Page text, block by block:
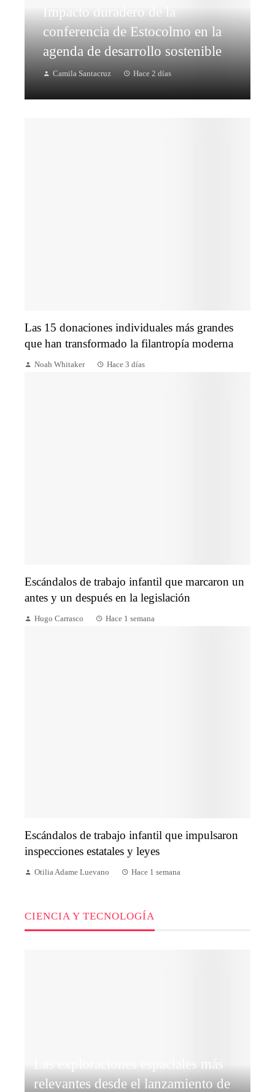
Impacto duradero de la
conferencia de Estocolmo en la
agenda de desarrollo sostenible
Camila Santacruz Hace 2 días
Las 15 donaciones individuales más grandes
que han transformado la filantropía moderna
Noah Whitaker Hace 3 días
Escándalos de trabajo infantil que marcaron un
antes y un después en la legislación
Hugo Carrasco Hace 1 semana
Escándalos de trabajo infantil que impulsaron
inspecciones estatales y leyes
Otilia Adame Luevano Hace 1 semana
CIENCIA Y TECNOLOGÍA
Las exploraciones espaciales más
relevantes desde el lanzamiento de